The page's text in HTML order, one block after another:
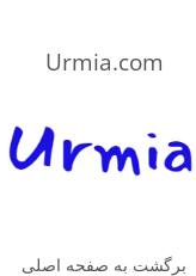
Urmia.com
برگشت به صفحه اصلی